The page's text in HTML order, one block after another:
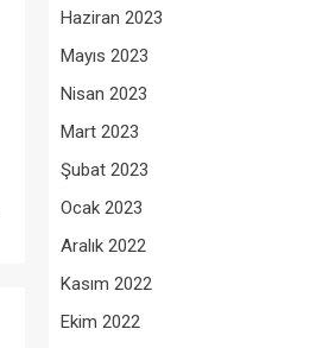
Haziran 2023
Mayıs 2023
Nisan 2023
Mart 2023
Şubat 2023
Ocak 2023
Aralık 2022
Kasım 2022
Ekim 2022